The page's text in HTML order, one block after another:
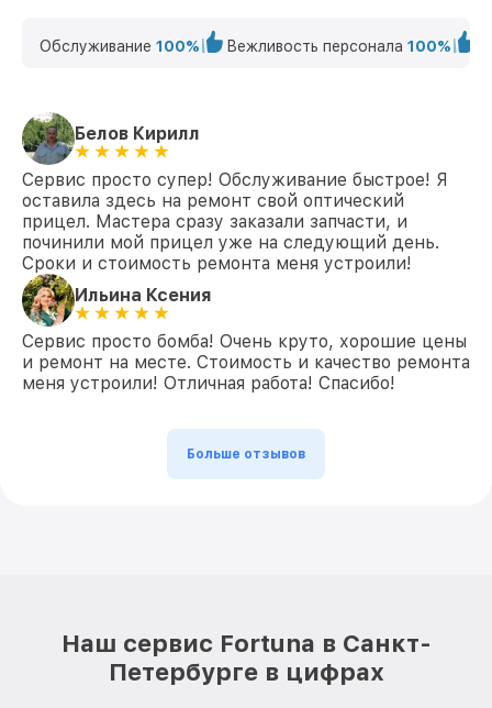
Обслуживание 100% Вежливость персонала 100%
Белов Кирилл
Сервис просто супер! Обслуживание быстрое! Я
оставила здесь на ремонт свой оптический
прицел. Мастера сразу заказали запчасти, и
починили мой прицел уже на следующий день.
Сроки и стоимость ремонта меня устроили!
Ильина Ксения
Сервис просто бомба! Очень круто, хорошие цены
и ремонт на месте. Стоимость и качество ремонта
меня устроили! Отличная работа! Спасибо!
Больше отзывов
Наш сервис Fortuna в Санкт-
Петербурге в цифрах